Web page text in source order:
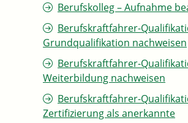
Berufskolleg – Aufnahme
Berufskraftfahrer-
Grundqualifikation nachweisen
Berufskraftfahrer-
Weiterbildung nachweisen
Berufskraftfahrer-
Zertifizierung als anerkannte